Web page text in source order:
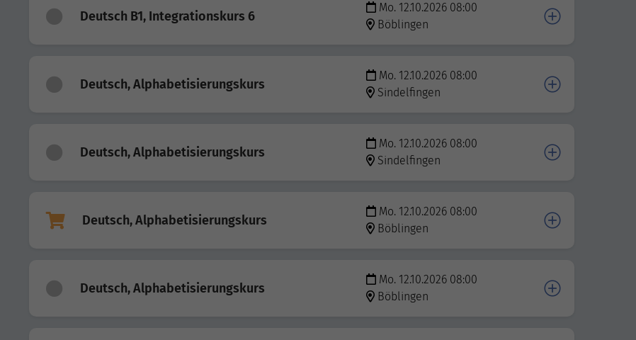
Deutsch B1, Integrationskurs 6
Mo. 12.10.2026 08:00
Böblingen
Deutsch, Alphabetisierungskurs
Mo. 12.10.2026 08:00
Sindelfingen
Deutsch, Alphabetisierungskurs
Mo. 12.10.2026 08:00
Sindelfingen
Deutsch, Alphabetisierungskurs
Mo. 12.10.2026 08:00
Böblingen
Deutsch, Alphabetisierungskurs
Mo. 12.10.2026 08:00
Böblingen